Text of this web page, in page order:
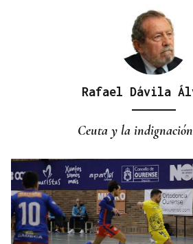
Rafael Dávila
Ceuta y la